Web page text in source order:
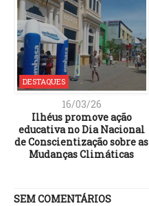
DESTAQUES
16/03/26
Ilhéus promove ação
educativa no Dia Nacional
de Conscientização sobre as
Mudanças Climáticas
SEM COMENTÁRIOS